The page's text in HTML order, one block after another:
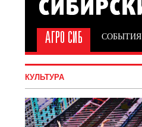
СОБЫТИЯ
КУЛЬТУРА